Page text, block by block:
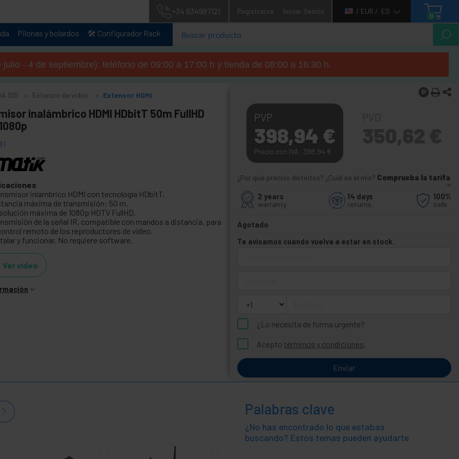
+34 934987121 Registrarse Iniciar Sesión / EUR / ES
0
Pilonas y bolardos 🛠️ Configurador Rack
- 4 de septiembre): teléfono de 09:00 a 17:00 h y tienda de 08:00 a 16:30 h.
SDI Extensor de vídeo Extensor HDMI
inalámbrico HDMI HDbitT 50m FullHD
inlámbrico HDMI con tecnología HDbitT.
máxima de transmisión: 50 m.
máxima de 1080p HDTV FullHD.
de la señal IR, compatible con mandos a distancia, para
remoto de los reproductores de vídeo.
y funcionar. No requiere software.
Ver video
PVP
398,94 €
Precio con IVA: 398,94 €
¿Por qué precios distintos? ¿Cuál es el mío? Comprueba la tarifa
2 years
warranty
14 days
returns
100%
safe
Agotado
Te avisamos cuando vuelva a estar en stock.
¿Lo necesita de forma urgente?
Acepto términos y condiciones.
Enviar
Palabras clave
¿No has encontrado lo que estabas
buscando? Estos temas pueden ayudarte